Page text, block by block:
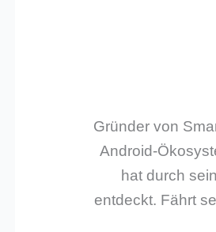
Gründer von
Android-
hat durch
entdeckt. Fährt